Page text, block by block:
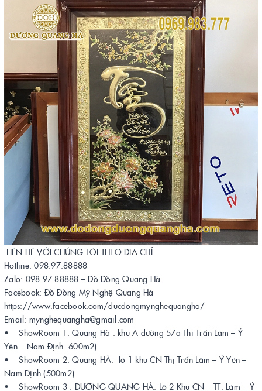
LIÊN HỆ VỚI CHÚNG TÔI THEO ĐỊA CHỈ
Hotline: 098.97.88888
Zalo: 098.97.88888 – Đồ Đồng Quang Hà
Facebook: Đồ Đồng Mỹ Nghệ Quang Hà
https://www.facebook.com/ducdongmynghequangha/
Email: mynghequangha@gmail.com
• ShowRoom 1: Quang Hà : khu A đường 57a Thị Trấn Lâm – Ý
Yên – Nam Định 600m2)
• ShowRoom 2: Quang HÀ: lô 1 khu CN Thị Trấn Lâm – Ý Yên –
Nam Định (500m2)
• ShowRoom 3 : DƯƠNG QUANG HÀ: Lô 2 Khu CN – TT. Lâm – Ý